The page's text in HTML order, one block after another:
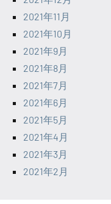
2021年11月
2021年10月
2021年9月
2021年8月
2021年7月
2021年6月
2021年5月
2021年4月
2021年3月
2021年2月